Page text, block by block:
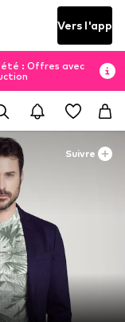
Vers l'app
: Offres avec
Suivre